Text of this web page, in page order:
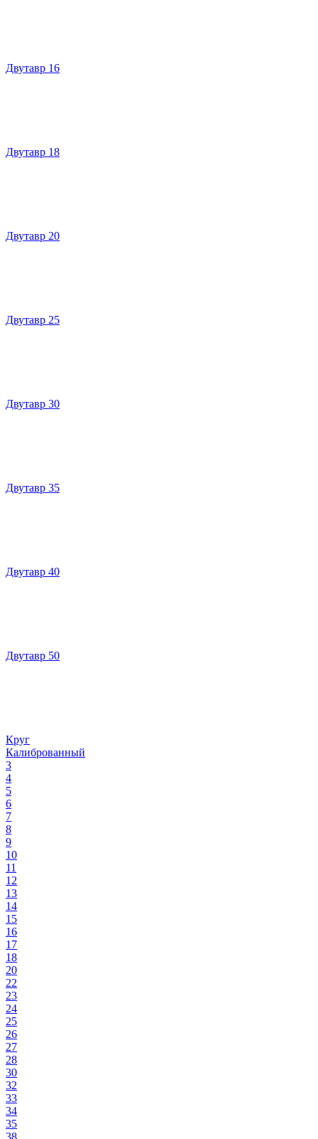
Двутавр 16
Двутавр 18
Двутавр 20
Двутавр 25
Двутавр 30
Двутавр 35
Двутавр 40
Двутавр 50
Круг
Калиброванный
3
4
5
6
7
8
9
10
11
12
13
14
15
16
17
18
20
22
23
24
25
26
27
28
30
32
33
34
35
38